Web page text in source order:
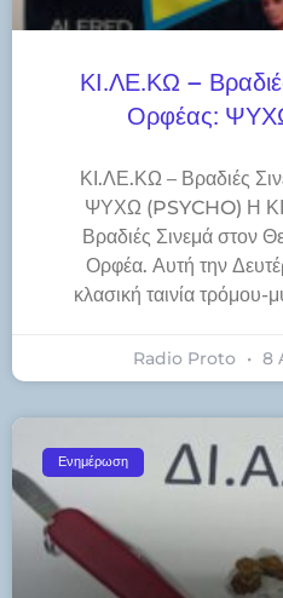
ΚΙ.ΛΕ.ΚΩ –
Ορφέας:
ΚΙ.ΛΕ.ΚΩ – Βραδιές
ΨΥΧΩ (PSYCHO) Η
Βραδιές Σινεμά στον
Ορφέα. Αυτή την
κλασική ταινία τρόμου-
Radio Proto 8
Ενημέρωση